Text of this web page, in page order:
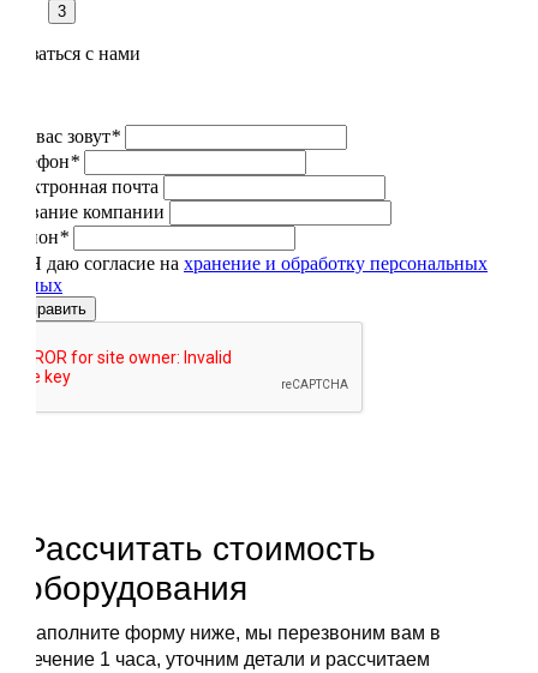
3
Связаться с нами
Как вас зовут*
Телефон*
Электронная почта
Название компании
Регион*
Я даю согласие на хранение и обработку персональных
данных
Отправить
Рассчитать стоимость
оборудования
Заполните форму ниже, мы перезвоним вам в
течение 1 часа, уточним детали и рассчитаем